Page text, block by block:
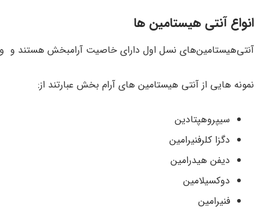
انواع آنتی هیستامین ها
آنتی‌هیستامین‌های نسل اول دارای خاصیت آرامبخش هستند و
نمونه هایی از آنتی هیستامین های آرام بخش عبارتند از:
سیپروهپتادین
دگزا کلرفنیرامین
دیفن هیدرامین
دوکسیلامین
فنیرامین